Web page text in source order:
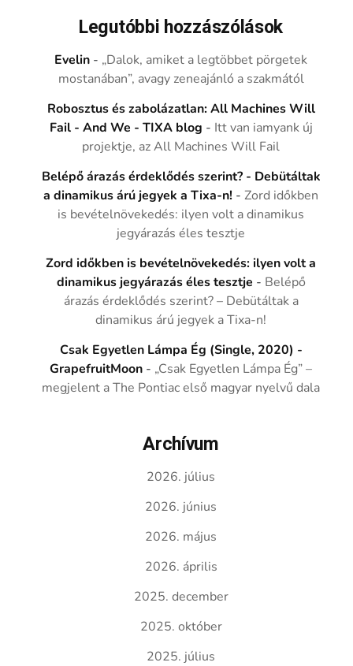
Legutóbbi hozzászólások
Evelin - „Dalok, amiket a legtöbbet pörgetek
mostanában”, avagy zeneajánló a szakmától
Robosztus és zabolázatlan: All Machines Will
Fail - And We - TIXA blog - Itt van iamyank új
projektje, az All Machines Will Fail
Belépő árazás érdeklődés szerint? - Debütáltak
a dinamikus árú jegyek a Tixa-n! -Zord időkben
is bevételnövekedés: ilyen volt a dinamikus
jegyárazás éles tesztje
Zord időkben is bevételnövekedés: ilyen volt a
dinamikus jegyárazás éles tesztje - Belépő
árazás érdeklődés szerint? – Debütáltak a
dinamikus árú jegyek a Tixa-n!
Csak Egyetlen Lámpa Ég (Single, 2020) -
GrapefruitMoon - „Csak Egyetlen Lámpa Ég” –
megjelent a The Pontiac első magyar nyelvű dala
Archívum
2026. július
2026. június
2026. május
2026. április
2025. december
2025. október
2025. július